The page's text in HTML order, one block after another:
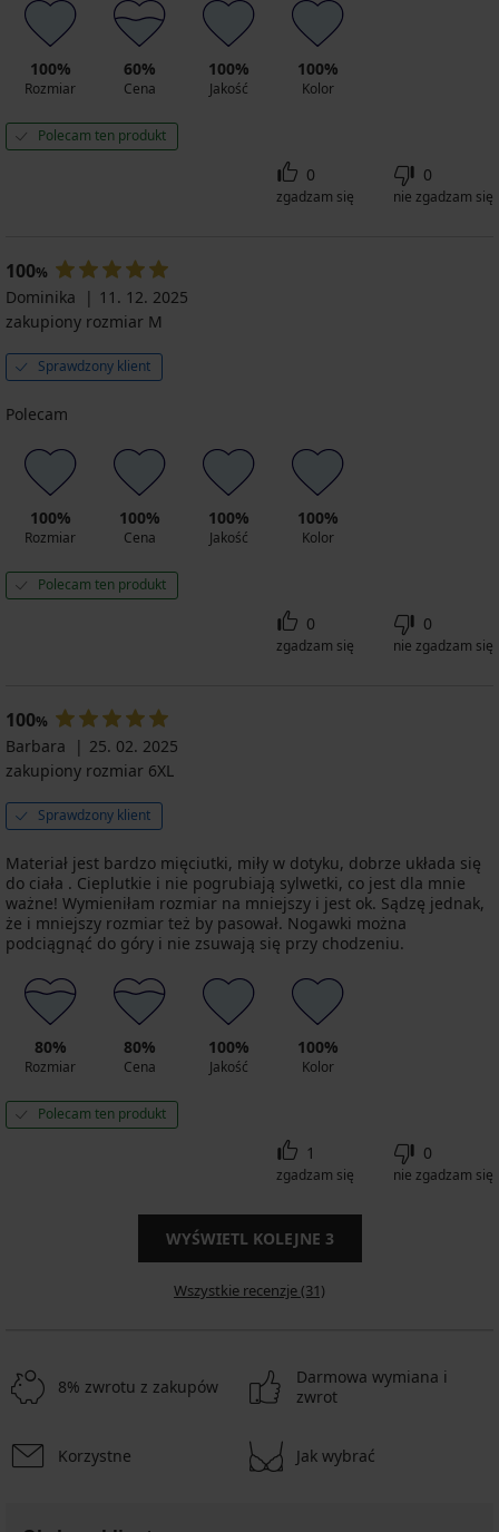
100%
Rozmiar
60%
Cena
100%
Jakość
100%
Kolor
Polecam ten produkt
0
zgadzam się
0
nie zgadzam się
100%
Dominika
11. 12. 2025
zakupiony rozmiar M
Sprawdzony klient
Polecam
100%
Rozmiar
100%
Cena
100%
Jakość
100%
Kolor
Polecam ten produkt
0
zgadzam się
0
nie zgadzam się
100%
Barbara
25. 02. 2025
zakupiony rozmiar 6XL
Sprawdzony klient
Materiał jest bardzo mięciutki, miły w dotyku, dobrze układa się
do ciała . Cieplutkie i nie pogrubiają sylwetki, co jest dla mnie
ważne! Wymieniłam rozmiar na mniejszy i jest ok. Sądzę jednak,
że i mniejszy rozmiar też by pasował. Nogawki można
podciągnąć do góry i nie zsuwają się przy chodzeniu.
80%
Rozmiar
80%
Cena
100%
Jakość
100%
Kolor
Polecam ten produkt
1
zgadzam się
0
nie zgadzam się
WYŚWIETL KOLEJNE 3
Wszystkie recenzje (31)
8% zwrotu z zakupów
Darmowa wymiana i
zwrot
Korzystne Jak wybrać